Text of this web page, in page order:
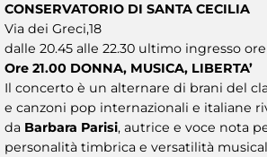
CONSERVATORIO DI SANTA CECILIA
Via dei Greci,18
dalle 20.45 alle 22.30 ultimo ingresso ore
Ore 21.00 DONNA, MUSICA, LIBERTA’
Il concerto è un alternare di brani del
e canzoni pop internazionali e italiane
da Barbara Parisi, autrice e voce nota
personalità timbrica e versatilità